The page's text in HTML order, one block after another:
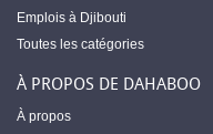
Emplois à Djibouti
Toutes les catégories
À PROPOS DE DAHABOO
À propos